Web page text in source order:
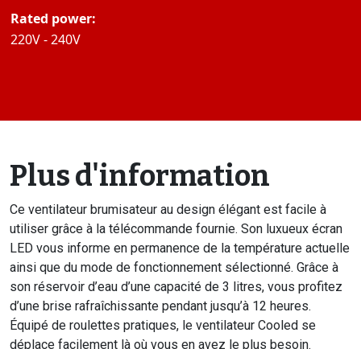
Rated power:
220V - 240V
Plus d'information
Ce ventilateur brumisateur au design élégant est facile à
utiliser grâce à la télécommande fournie. Son luxueux écran
LED vous informe en permanence de la température actuelle
ainsi que du mode de fonctionnement sélectionné. Grâce à
son réservoir d’eau d’une capacité de 3 litres, vous profitez
d’une brise rafraîchissante pendant jusqu’à 12 heures.
Équipé de roulettes pratiques, le ventilateur Cooled se
déplace facilement là où vous en avez le plus besoin.